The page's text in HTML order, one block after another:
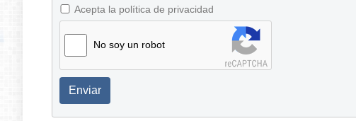
Acepta la política de privacidad
No soy un robot
Enviar